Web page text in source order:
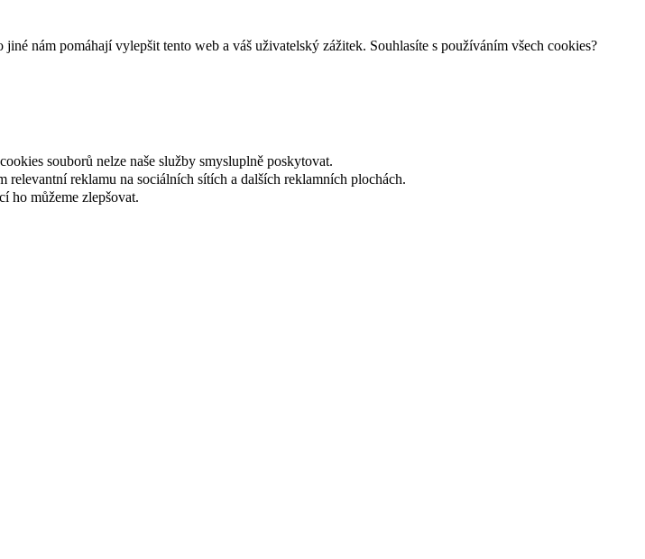
nám pomáhají vylepšit tento web a váš uživatelský zážitek. Souhlasíte s používáním všech cookies?
souborů nelze naše služby smysluplně poskytovat.
reklamu na sociálních sítích a dalších reklamních plochách.
ho můžeme zlepšovat.